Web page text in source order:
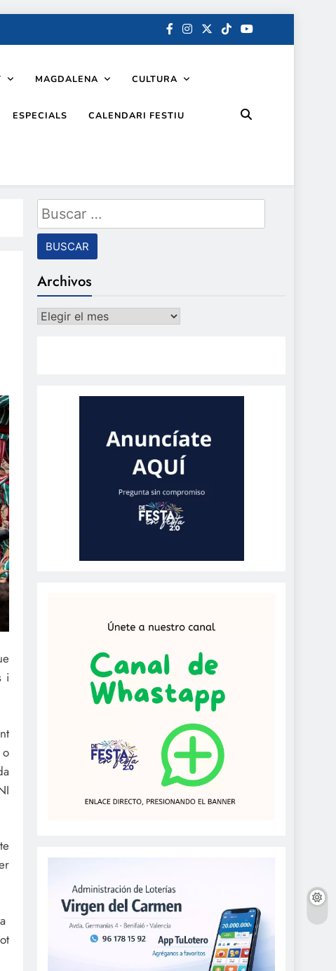
MAGDALENA CULTURA
ESPECIALS CALENDARI FESTIU
i
Buscar:
Archivos
Archivos